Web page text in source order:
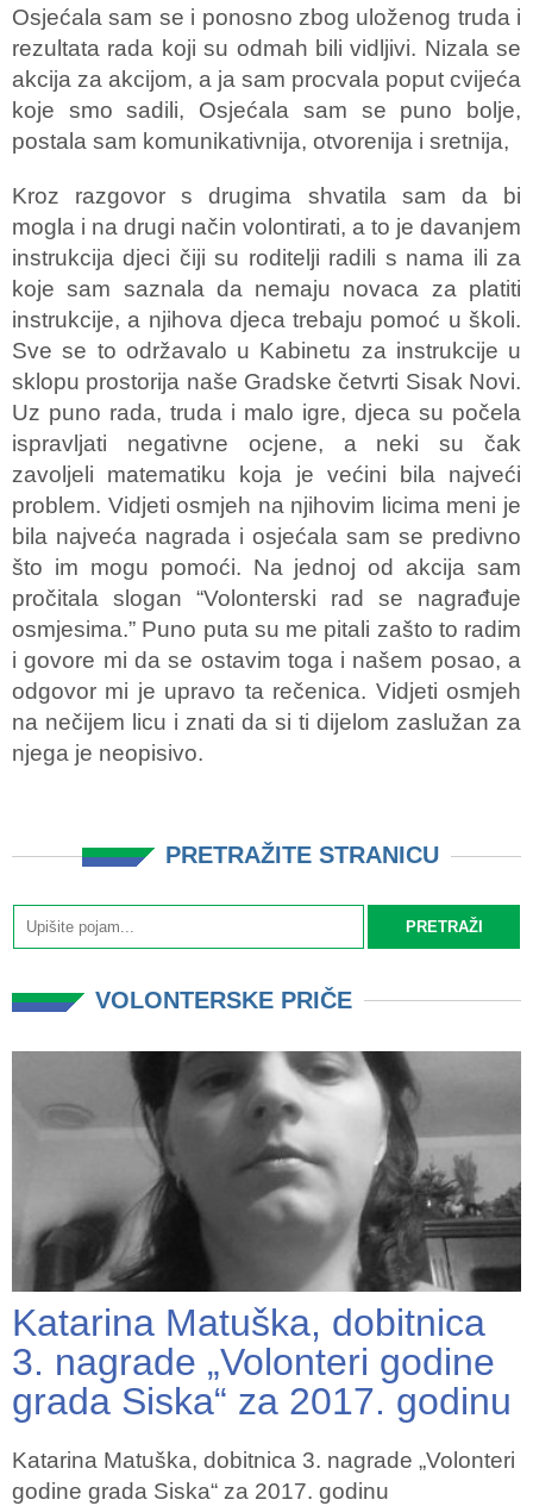
Osjećala sam se i ponosno zbog uloženog truda i
rezultata rada koji su odmah bili vidljivi. Nizala se
akcija za akcijom, a ja sam procvala poput cvijeća
koje smo sadili, Osjećala sam se puno bolje,
postala sam komunikativnija, otvorenija i sretnija,
Kroz razgovor s drugima shvatila sam da bi
mogla i na drugi način volontirati, a to je davanjem
instrukcija djeci čiji su roditelji radili s nama ili za
koje sam saznala da nemaju novaca za platiti
instrukcije, a njihova djeca trebaju pomoć u školi.
Sve se to održavalo u Kabinetu za instrukcije u
sklopu prostorija naše Gradske četvrti Sisak Novi.
Uz puno rada, truda i malo igre, djeca su počela
ispravljati negativne ocjene, a neki su čak
zavoljeli matematiku koja je većini bila najveći
problem. Vidjeti osmjeh na njihovim licima meni je
bila najveća nagrada i osjećala sam se predivno
što im mogu pomoći. Na jednoj od akcija sam
pročitala slogan “Volonterski rad se nagrađuje
osmjesima.” Puno puta su me pitali zašto to radim
i govore mi da se ostavim toga i našem posao, a
odgovor mi je upravo ta rečenica. Vidjeti osmjeh
na nečijem licu i znati da si ti dijelom zaslužan za
njega je neopisivo.
PRETRAŽITE STRANICU
VOLONTERSKE PRIČE
Katarina Matuška, dobitnica
3. nagrade „Volonteri godine
grada Siska“ za 2017. godinu
Katarina Matuška, dobitnica 3. nagrade „Volonteri
godine grada Siska“ za 2017. godinu